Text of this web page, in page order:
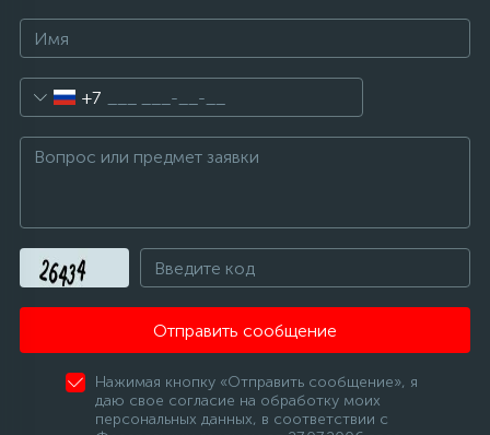
+7
Отправить сообщение
Нажимая кнопку «Отправить сообщение», я
даю свое согласие на обработку моих
персональных данных, в соответствии с